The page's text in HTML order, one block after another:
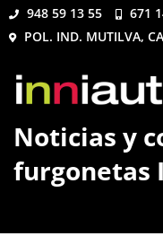
948 59 13 55
671
POL. IND. MUTILVA,
Noticias y
furgonetas